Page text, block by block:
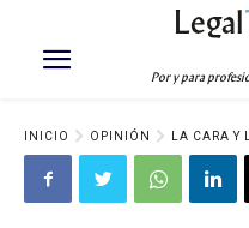
Legal
Por y para
INICIO OPINIÓN LA CARA Y